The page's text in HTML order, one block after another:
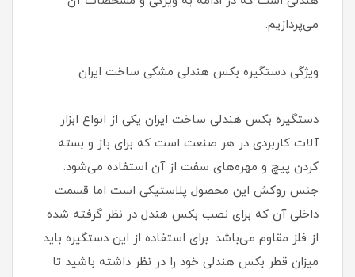
می‌پردازیم.
ویژگی دستگیره بکس هندلی مشکی ساخت ایران
دستگیره بکس هندلی ساخت ایران یکی از انواع ابزار
آلات کاربردی در هر صنعت است که برای باز و بسته
کردن پیچ و مهره‌های سفت از آن استفاده می‌شود.
جنس روکش این محصول پلاستیکی است اما قسمت
داخلی آن که برای نصب بکس هندل در نظر گرفته شده
از فلز مقاوم می‌باشد. برای استفاده از این دستگیره باید
میزان قطر بکس هندلی خود را در نظر داشته باشید تا